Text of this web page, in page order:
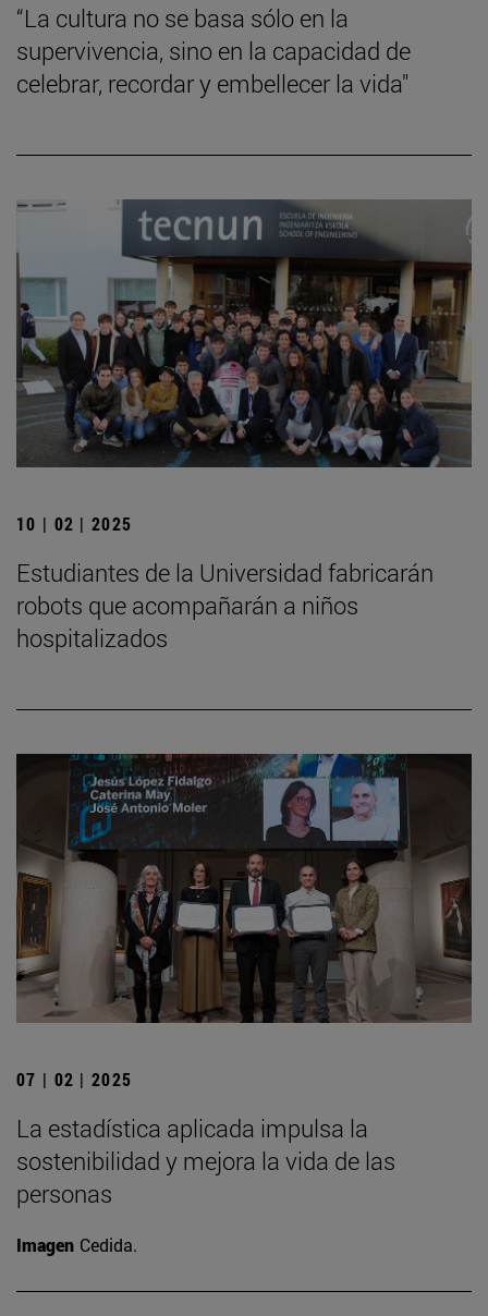
“La cultura no se basa sólo en la
supervivencia, sino en la capacidad de
celebrar, recordar y embellecer la vida"
10 | 02 | 2025
Estudiantes de la Universidad fabricarán
robots que acompañarán a niños
hospitalizados
07 | 02 | 2025
La estadística aplicada impulsa la
sostenibilidad y mejora la vida de las
personas
Imagen Cedida.